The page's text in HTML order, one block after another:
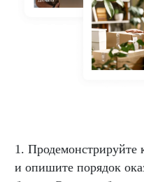
1. Продемонстрируйте
и опишите порядок